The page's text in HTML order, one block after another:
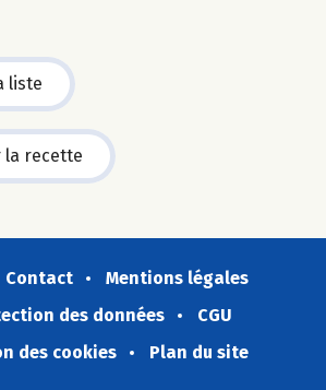
liste
la recette
Contact
Mentions légales
des données
CGU
des cookies
Plan du site